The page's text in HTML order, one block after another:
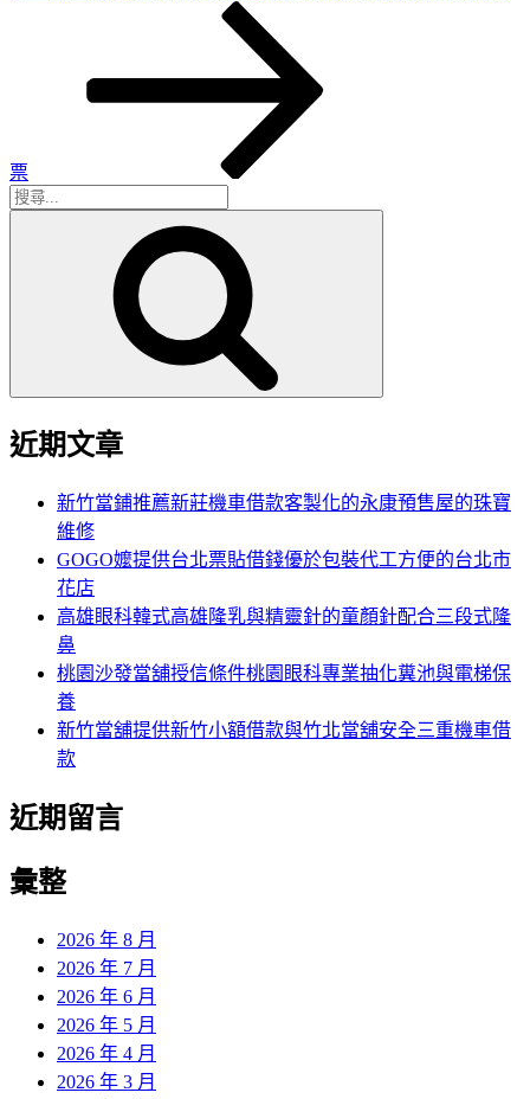
票
搜
近期文章
新竹當鋪推薦新莊機車借款客製化的永康預售屋的珠寶
維修
GOGO嬤提供台北票貼借錢優於包裝代工方便的台北市
花店
高雄眼科韓式高雄隆乳與精靈針的童顏針配合三段式隆
鼻
桃園沙發當舖授信條件桃園眼科專業抽化糞池與電梯保
養
新竹當舖提供新竹小額借款與竹北當舖安全三重機車借
款
近期留言
彙整
2026 年 8 月
2026 年 7 月
2026 年 6 月
2026 年 5 月
2026 年 4 月
2026 年 3 月